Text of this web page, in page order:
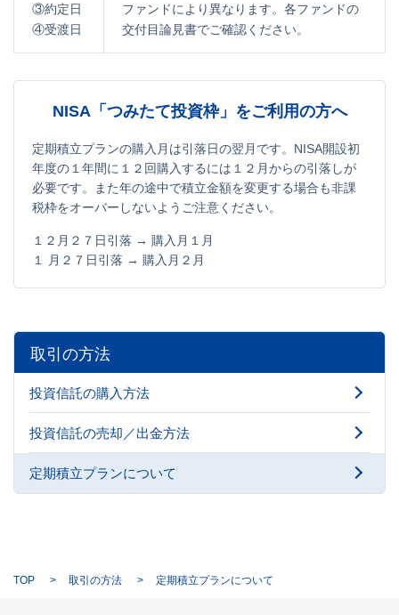
取引の方法
投資信託の購入方法
投資信託の売却／出金方法
定期積立プランについて
③約定日
④受渡日
ファンドにより異なります。各ファンドの
交付目論見書でご確認ください。
NISA「つみたて投資枠」をご利用の方へ
定期積立プランの購入月は引落日の翌月です。NISA開設初
年度の１年間に１２回購入するには１２月からの引落しが
必要です。また年の途中で積立金額を変更する場合も非課
税枠をオーバーしないようご注意ください。
１２月２７日引落 → 購入月１月
１ 月２７日引落 → 購入月２月
TOP 取引の方法 定期積立プランについて